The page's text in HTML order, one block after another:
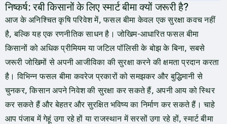
निष्कर्ष: रबी किसानों के लिए स्मार्ट बीमा क्यों जरूरी है?
आज के अनिश्चित कृषि परिवेश में, फसल बीमा केवल एक सुरक्षा कवच नहीं
है, बल्कि यह एक रणनीतिक साधन है। जोखिम-आधारित फसल बीमा
किसानों को अधिक प्रीमियम या जटिल पॉलिसी के बोझ के बिना, सबसे
जरूरी जोखिमों से अपनी आजीविका की सुरक्षा करने की क्षमता प्रदान करता
है। विभिन्न फसल बीमा कवरेज प्रकारों को समझकर और बुद्धिमानी से
चुनकर, किसान अपने निवेश की सुरक्षा कर सकते हैं, अपनी आय को स्थिर
कर सकते हैं और बेहतर और सुरक्षित भविष्य का निर्माण कर सकते हैं। चाहे
आप पंजाब में गेहूं उगा रहे हों या राजस्थान में सरसों उगा रहे हों, स्मार्ट बीमा